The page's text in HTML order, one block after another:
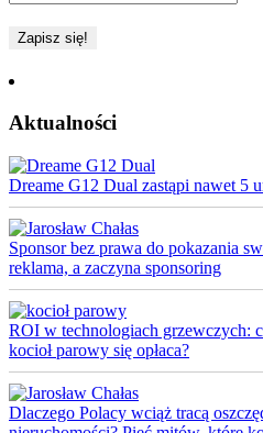
Aktualności
Dreame G12 Dual zastąpi nawet 5
Sponsor bez prawa do pokazania
reklama, a zaczyna sponsoring
ROI w technologiach grzewczych:
kocioł parowy się opłaca?
Dlaczego Polacy wciąż tracą